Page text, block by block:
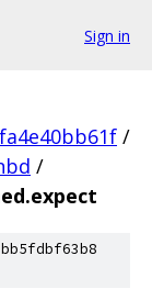
Sign in
/
/